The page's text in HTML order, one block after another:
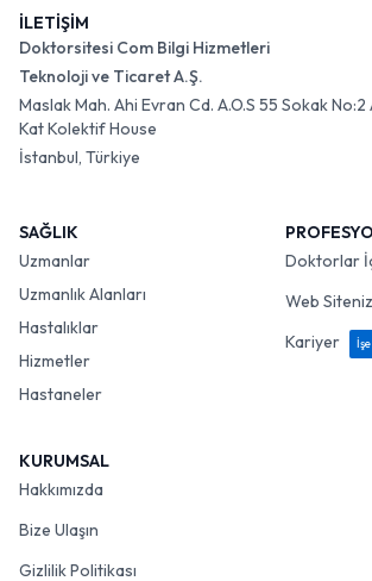
İLETİŞİM
Doktorsitesi Com Bilgi Hizmetleri
Teknoloji ve Ticaret A.Ş.
Maslak Mah. Ahi Evran Cd. A.O.S 55 Sokak
Kat Kolektif House
İstanbul, Türkiye
SAĞLIK
Uzmanlar
Uzmanlık Alanları
Hastalıklar
Hizmetler
Hastaneler
Doktorlar
Web
Kariyer
KURUMSAL
Hakkımızda
Bize Ulaşın
Gizlilik Politikası